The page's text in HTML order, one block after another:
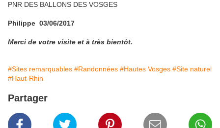
PNR DES BALLONS DES VOSGES
Philippe 03/06/2017
Merci de votre visite et à très bientôt.
#Sites remarquables #Randonnées #Hautes Vosges #Site naturel
#Haut-Rhin
Partager